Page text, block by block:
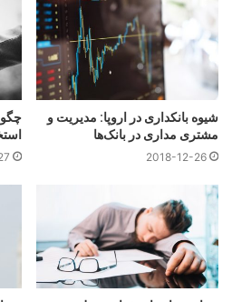
خدمت نیاز دارند ارائه نمایید. در
استخدام آن سازمان یا شرکت درآمده
در مقابل آن پول دریافت می‌کنید. البته
سازوکارهای خاصی استفاده نمایید و
تقویت کنید تا درجذب و نگهداری
شیوه بانکداری در اروپا: مدیریت و
مشتری مداری در بانک‌ها
2018-12-26